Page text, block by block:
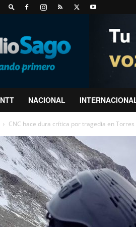
NACIONAL
CNC hace dura crítica por tragedia en Torres